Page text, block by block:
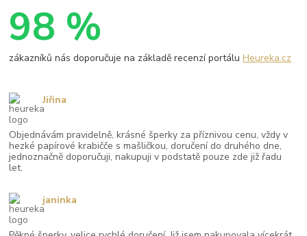
98 %
zákazníků nás doporučuje na základě recenzí portáluHeureka.cz
Objednávám pravidelně, krásné šperky za příznivou cenu, vždy v
hezké papírové krabičče s mašličkou, doručení do druhého dne,
jednoznačně doporučuji, nakupuji v podstatě pouze zde již řadu
let.
Jiřina
janinka